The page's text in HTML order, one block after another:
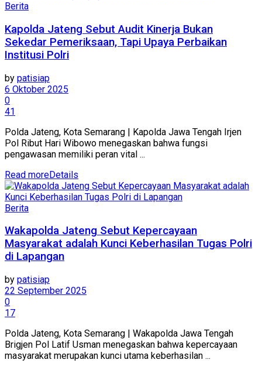
Berita
Kapolda Jateng Sebut Audit Kinerja Bukan
Sekedar Pemeriksaan, Tapi Upaya Perbaikan
Institusi Polri
by patisiap
6 Oktober 2025
0
41
Polda Jateng, Kota Semarang | Kapolda Jawa Tengah Irjen
Pol Ribut Hari Wibowo menegaskan bahwa fungsi
pengawasan memiliki peran vital ...
Read moreDetails
Berita
Wakapolda Jateng Sebut Kepercayaan
Masyarakat adalah Kunci Keberhasilan Tugas Polri
di Lapangan
by patisiap
22 September 2025
0
17
Polda Jateng, Kota Semarang | Wakapolda Jawa Tengah
Brigjen Pol Latif Usman menegaskan bahwa kepercayaan
masyarakat merupakan kunci utama keberhasilan ...